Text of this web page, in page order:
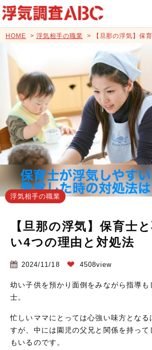
HOME 浮気相手の職業 【旦那の浮気】保
浮気相手の職業
【旦那の浮気】保育士
い4つの理由と対処法
2024/11/18 4508view
幼い子供を預かり面倒をみながら指導も
士。
忙しいママにとっては心強い味方となる
すが、中には園児の父兄と関係を持って
もいるのです。